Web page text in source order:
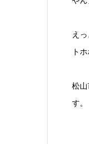
え
トホ
松
す。